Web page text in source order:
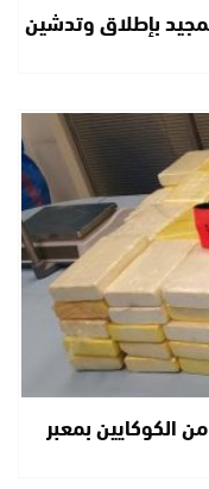
بإطلاق وتدشين
61 كيلوغراماً من الكوكايين بمعبر